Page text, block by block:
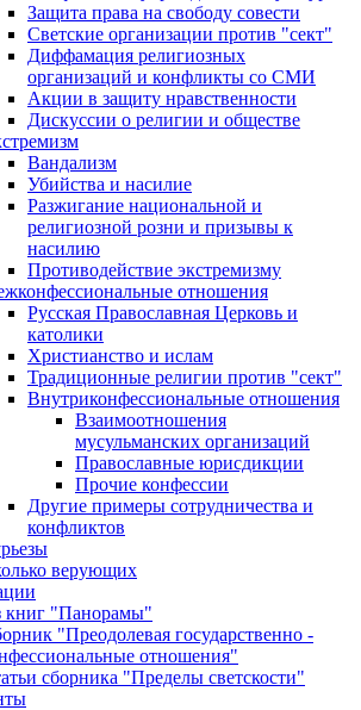
Защита права на свободу совести
Светские организации против "сект"
Диффамация религиозных
организаций и конфликты со СМИ
Акции в защиту нравственности
Дискуссии о религии и обществе
Вандализм
Убийства и насилие
Разжигание национальной и
религиозной розни и призывы к
насилию
Противодействие экстремизму
отношения
Русская Православная Церковь и
католики
Христианство и ислам
Традиционные религии против "сект"
Внутриконфессиональные отношения
Взаимоотношения
мусульманских организаций
Православные юрисдикции
Прочие конфессии
Другие примеры сотрудничества и
конфликтов
верующих
книг "Панорамы"
"Преодолевая государственно -
отношения"
сборника "Пределы светскости"